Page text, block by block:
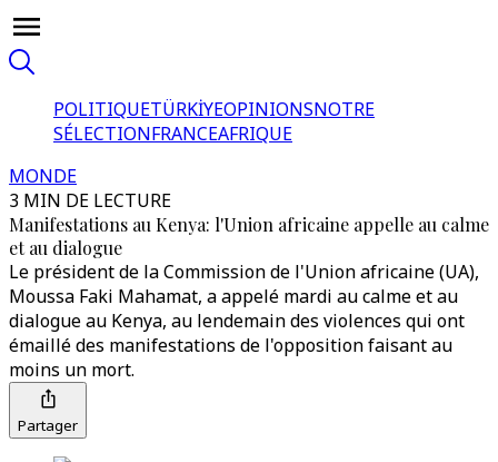
POLITIQUETÜRKİYEOPINIONSNOTRE
SÉLECTIONFRANCEAFRIQUE
MONDE
3 MIN DE LECTURE
Manifestations au Kenya: l'Union africaine appelle au calme
et au dialogue
Le président de la Commission de l'Union africaine (UA),
Moussa Faki Mahamat, a appelé mardi au calme et au
dialogue au Kenya, au lendemain des violences qui ont
émaillé des manifestations de l'opposition faisant au
moins un mort.
Partager